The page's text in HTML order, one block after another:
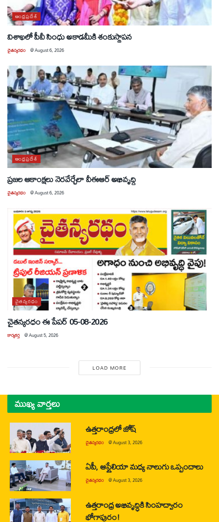
ఆంధ్రప్రదేశ్
విశాఖలో పీవీ సింధు అకాడమీకి శంకుస్థాపన
చైతన్యరధం @August 6, 2026
ఆంధ్రప్రదేశ్
ప్రజల ఆకాంక్షలు నెరవేర్చేలా వీఈఆర్ అభివృద్ధి
చైతన్యరధం @August 6, 2026
చైతన్యరధం
చైతన్యరధం ఈ పేపర్ 05-08-2026
కార్యకర్త @August 5, 2026
LOAD MORE
ముఖ్య వార్తలు
ఉత్తరాంధ్రలో జోష్
చైతన్యరధం @August 3, 2026
ఏపీ, ఆస్ట్రేలియా మధ్య నాలుగు ఒప్పందాలు
చైతన్యరధం @August 3, 2026
ఉత్తరాంధ్ర అభివృద్ధికి సింహద్వారం
భోగాపురం!